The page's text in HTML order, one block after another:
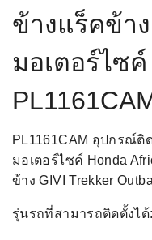
ข้างแร็คข้า
มอเตอร์ไซค์
PL1161CAM อุปกรณ์ติ
มอเตอร์ไซค์ Honda
ข้าง GIVI Trekker
รุ่นรถที่สามารถติดตั้งได้: